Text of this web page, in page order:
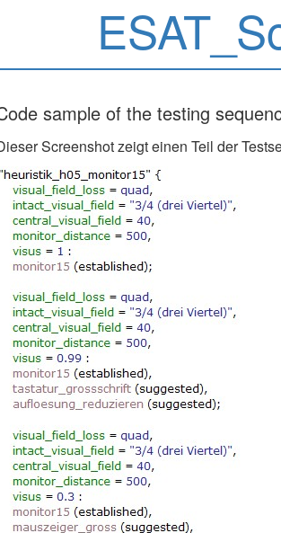
sample of the testing
Screenshot zeigt einen Teil der